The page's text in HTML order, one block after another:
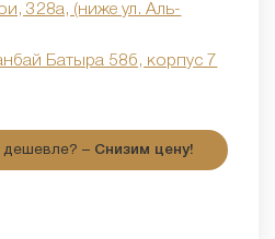
328а, (ниже ул. Аль-
Батыра 58б, корпус 7
дешевле? – Снизим цену!